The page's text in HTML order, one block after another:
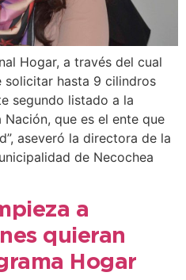
Hogar, a través del cual
solicitar hasta 9 cilindros
segundo listado a la
que es el ente que
aseveró la directora de la
de Necochea
a
quieran
Hogar